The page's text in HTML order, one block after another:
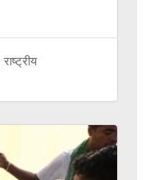
राष्ट्रीय